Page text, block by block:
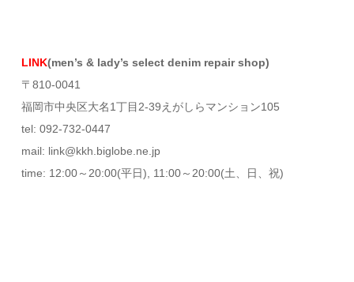
LINK(men’s & lady’s select denim repair shop)
〒810-0041
福岡市中央区大名1丁目2-39えがしらマンション105
tel: 092-732-0447
mail: link@kkh.biglobe.ne.jp
time: 12:00～20:00(平日), 11:00～20:00(土、日、祝)